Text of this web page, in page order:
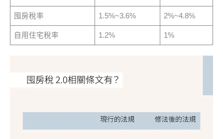
囤房稅率 1.5%~3.6% 2%~4.8%
自用住宅稅率 1.2% 1%